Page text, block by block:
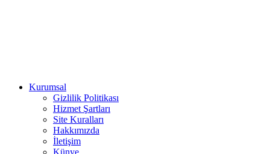
Kurumsal
Gizlilik Politikası
Hizmet Şartları
Site Kuralları
Hakkımızda
İletişim
Künye